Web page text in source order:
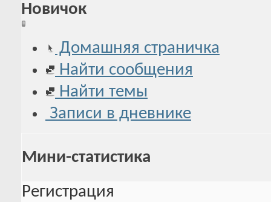
Новичок
Домашняя страничка
Найти сообщения
Найти темы
Записи в дневнике
Мини-статистика
Регистрация